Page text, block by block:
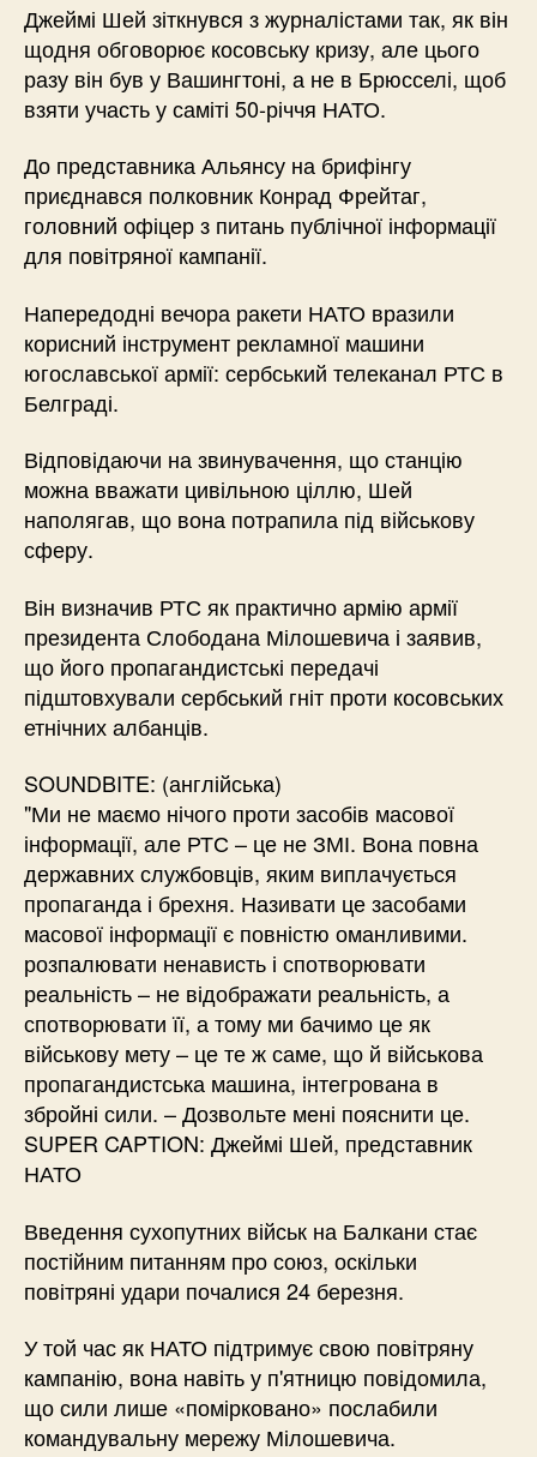
Джеймі Шей зіткнувся з журналістами так, як він
щодня обговорює косовську кризу, але цього
разу він був у Вашингтоні, а не в Брюсселі, щоб
взяти участь у саміті 50-річчя НАТО.
До представника Альянсу на брифінгу
приєднався полковник Конрад Фрейтаг,
головний офіцер з питань публічної інформації
для повітряної кампанії.
Напередодні вечора ракети НАТО вразили
корисний інструмент рекламної машини
югославської армії: сербський телеканал РТС в
Белграді.
Відповідаючи на звинувачення, що станцію
можна вважати цивільною ціллю, Шей
наполягав, що вона потрапила під військову
сферу.
Він визначив РТС як практично армію армії
президента Слободана Мілошевича і заявив,
що його пропагандистські передачі
підштовхували сербський гніт проти косовських
етнічних албанців.
SOUNDBITE: (англійська)
"Ми не маємо нічого проти засобів масової
інформації, але РТС – це не ЗМІ. Вона повна
державних службовців, яким виплачується
пропаганда і брехня. Називати це засобами
масової інформації є повністю оманливими.
розпалювати ненависть і спотворювати
реальність – не відображати реальність, а
спотворювати її, а тому ми бачимо це як
військову мету – це те ж саме, що й військова
пропагандистська машина, інтегрована в
збройні сили. – Дозвольте мені пояснити це.
SUPER CAPTION: Джеймі Шей, представник
НАТО
Введення сухопутних військ на Балкани стає
постійним питанням про союз, оскільки
повітряні удари почалися 24 березня.
У той час як НАТО підтримує свою повітряну
кампанію, вона навіть у п'ятницю повідомила,
що сили лише «помірковано» послабили
командувальну мережу Мілошевича.